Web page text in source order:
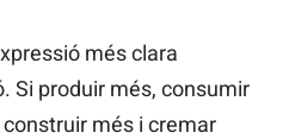
més clara
Si produir més, consumir
més i cremar